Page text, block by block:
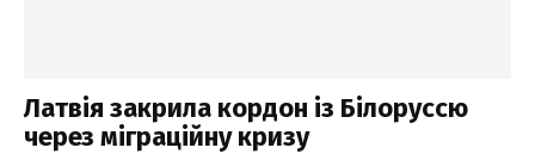
Латвія закрила кордон із Білоруссю
через міграційну кризу